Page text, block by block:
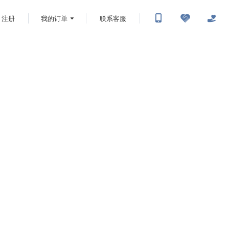
注册 我的订单 联系客服